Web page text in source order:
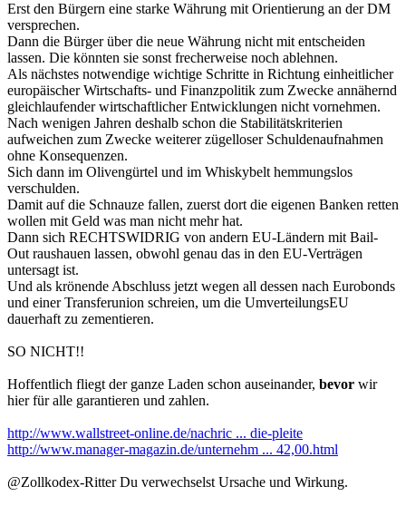
Erst den Bürgern eine starke Währung mit Orientierung an der DM
versprechen.
Dann die Bürger über die neue Währung nicht mit entscheiden
lassen. Die könnten sie sonst frecherweise noch ablehnen.
Als nächstes notwendige wichtige Schritte in Richtung einheitlicher
europäischer Wirtschafts- und Finanzpolitik zum Zwecke annähernd
gleichlaufender wirtschaftlicher Entwicklungen nicht vornehmen.
Nach wenigen Jahren deshalb schon die Stabilitätskriterien
aufweichen zum Zwecke weiterer zügelloser Schuldenaufnahmen
ohne Konsequenzen.
Sich dann im Olivengürtel und im Whiskybelt hemmungslos
verschulden.
Damit auf die Schnauze fallen, zuerst dort die eigenen Banken retten
wollen mit Geld was man nicht mehr hat.
Dann sich RECHTSWIDRIG von andern EU-Ländern mit Bail-
Out raushauen lassen, obwohl genau das in den EU-Verträgen
untersagt ist.
Und als krönende Abschluss jetzt wegen all dessen nach Eurobonds
und einer Transferunion schreien, um die UmverteilungsEU
dauerhaft zu zementieren.
SO NICHT!!
Hoffentlich fliegt der ganze Laden schon auseinander, bevor wir
hier für alle garantieren und zahlen.
http://www.wallstreet-online.de/nachric ... die-pleite
http://www.manager-magazin.de/unternehm ... 42,00.html
@Zollkodex-Ritter Du verwechselst Ursache und Wirkung.